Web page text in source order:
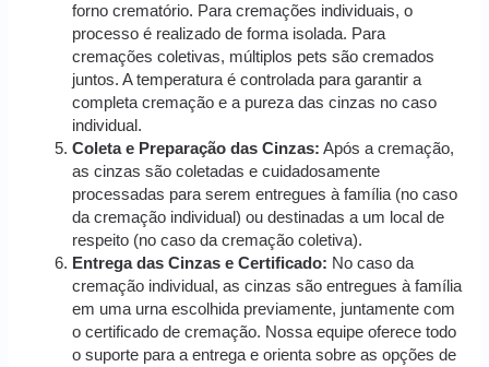
forno crematório. Para cremações individuais, o
processo é realizado de forma isolada. Para
cremações coletivas, múltiplos pets são cremados
juntos. A temperatura é controlada para garantir a
completa cremação e a pureza das cinzas no caso
individual.
Coleta e Preparação das Cinzas: Após a cremação,
as cinzas são coletadas e cuidadosamente
processadas para serem entregues à família (no caso
da cremação individual) ou destinadas a um local de
respeito (no caso da cremação coletiva).
Entrega das Cinzas e Certificado: No caso da
cremação individual, as cinzas são entregues à família
em uma urna escolhida previamente, juntamente com
o certificado de cremação. Nossa equipe oferece todo
o suporte para a entrega e orienta sobre as opções de